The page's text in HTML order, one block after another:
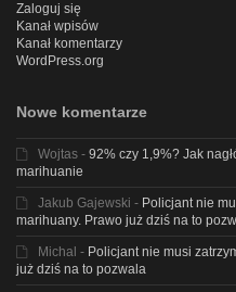
Zaloguj się
Kanał wpisów
Kanał komentarzy
WordPress.org
Nowe komentarze
Wojtas - 92% czy 1,9%? Jak
marihuanie
Jakub Gajewski - Policjant nie
marihuany. Prawo już dziś na to
Michal - Policjant nie musi
już dziś na to pozwala